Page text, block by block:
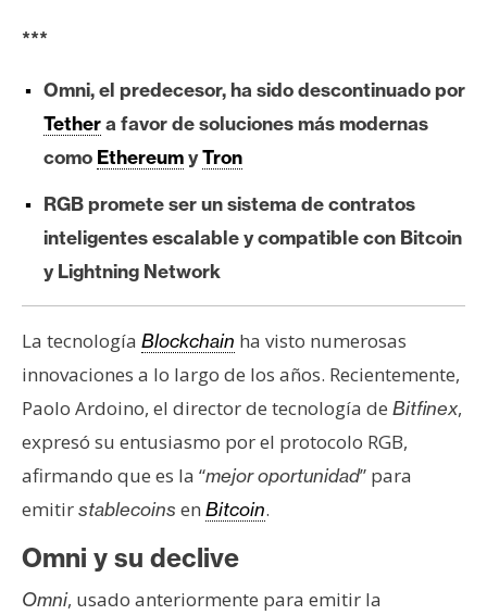
h
e
r
u
m
I
A
A
n
l
i
s
i
s
***
Omni, el predecesor, ha sido descontinuado por
Tethera favor de soluciones más modernas
como EthereumyTron
RGB promete ser un sistema de contratos
inteligentes escalable y compatible con Bitcoin
y Lightning Network
La tecnología Blockchain ha visto numerosas
innovaciones a lo largo de los años. Recientemente,
Paolo Ardoino, el director de tecnología de Bitfinex,
expresó su entusiasmo por el protocolo RGB,
afirmando que es la “mejor oportunidad” para
emitirstablecoins en Bitcoin.
Omni y su declive
Omni, usado anteriormente para emitir la